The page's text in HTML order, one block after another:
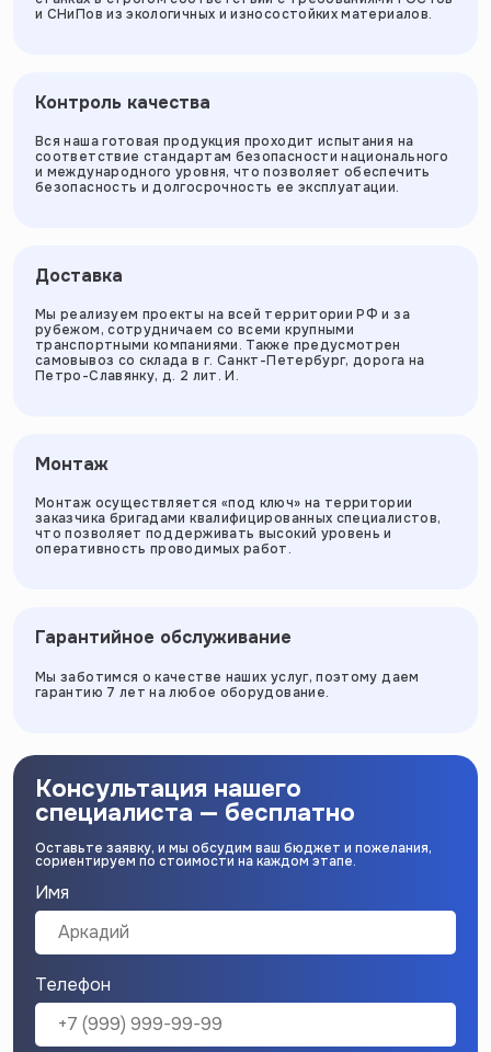
и СНиПов из экологичных и износостойких материалов.
Контроль качества
Вся наша готовая продукция проходит испытания на
соответствие стандартам безопасности национального
и международного уровня, что позволяет обеспечить
безопасность и долгосрочность ее эксплуатации.
Доставка
Мы реализуем проекты на всей территории РФ и за
рубежом, сотрудничаем со всеми крупными
транспортными компаниями. Также предусмотрен
самовывоз со склада в г. Санкт-Петербург, дорога на
Петро-Славянку, д. 2 лит. И.
Монтаж
Монтаж осуществляется «под ключ» на территории
заказчика бригадами квалифицированных специалистов,
что позволяет поддерживать высокий уровень и
оперативность проводимых работ.
Гарантийное обслуживание
Мы заботимся о качестве наших услуг, поэтому даем
гарантию 7 лет на любое оборудование.
Консультация нашего
специалиста — бесплатно
Оставьте заявку, и мы обсудим ваш бюджет и пожелания,
сориентируем по стоимости на каждом этапе.
Имя
Телефон